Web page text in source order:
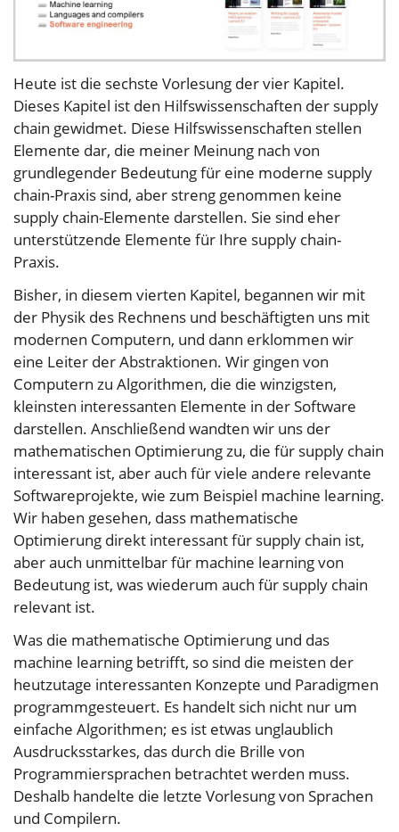
Heute ist die sechste Vorlesung der vier Kapitel.
Dieses Kapitel ist den Hilfswissenschaften der supply
chain gewidmet. Diese Hilfswissenschaften stellen
Elemente dar, die meiner Meinung nach von
grundlegender Bedeutung für eine moderne supply
chain-Praxis sind, aber streng genommen keine
supply chain-Elemente darstellen. Sie sind eher
unterstützende Elemente für Ihre supply chain-
Praxis.
Bisher, in diesem vierten Kapitel, begannen wir mit
der Physik des Rechnens und beschäftigten uns mit
modernen Computern, und dann erklommen wir
eine Leiter der Abstraktionen. Wir gingen von
Computern zu Algorithmen, die die winzigsten,
kleinsten interessanten Elemente in der Software
darstellen. Anschließend wandten wir uns der
mathematischen Optimierung zu, die für supply chain
interessant ist, aber auch für viele andere relevante
Softwareprojekte, wie zum Beispiel machine learning.
Wir haben gesehen, dass mathematische
Optimierung direkt interessant für supply chain ist,
aber auch unmittelbar für machine learning von
Bedeutung ist, was wiederum auch für supply chain
relevant ist.
Was die mathematische Optimierung und das
machine learning betrifft, so sind die meisten der
heutzutage interessanten Konzepte und Paradigmen
programmgesteuert. Es handelt sich nicht nur um
einfache Algorithmen; es ist etwas unglaublich
Ausdrucksstarkes, das durch die Brille von
Programmiersprachen betrachtet werden muss.
Deshalb handelte die letzte Vorlesung von Sprachen
und Compilern.